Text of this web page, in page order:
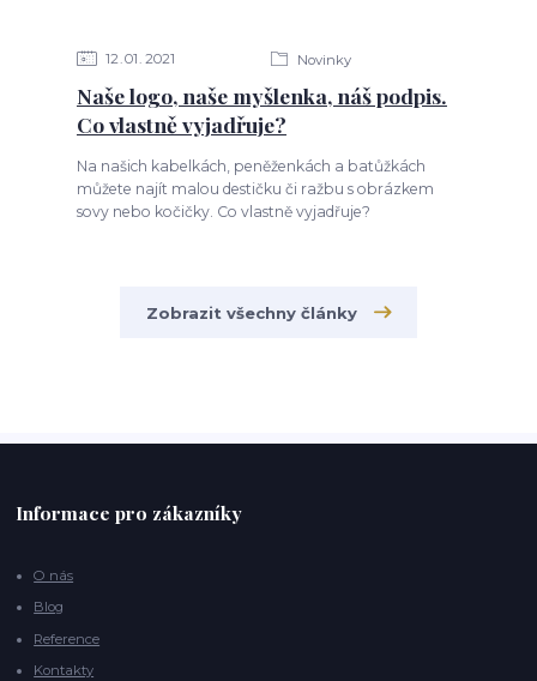
12 01 2021 Novinky
Naše logo, naše myšlenka, náš podpis.
Co vlastně vyjadřuje?
Na našich kabelkách, peněženkách a batůžkách
můžete najít malou destičku či ražbu s obrázkem
sovy nebo kočičky. Co vlastně vyjadřuje?
Zobrazit všechny články
Informace pro zákazníky
O nás
Blog
Reference
Kontakty